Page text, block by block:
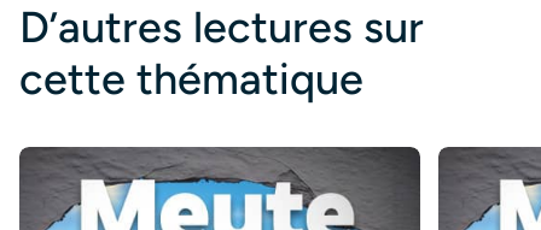
D’autres lectures sur
cette thématique